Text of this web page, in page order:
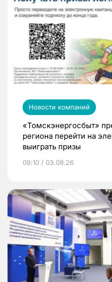
Новости компаний
«Томскэнергосбыт»
региона перейти на
выиграть призы
09:10 / 03.08.26